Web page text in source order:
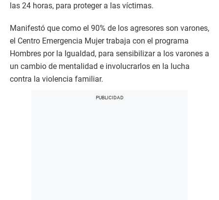
las 24 horas, para proteger a las víctimas.
Manifestó que como el 90% de los agresores son varones,
el Centro Emergencia Mujer trabaja con el programa
Hombres por la Igualdad, para sensibilizar a los varones a
un cambio de mentalidad e involucrarlos en la lucha
contra la violencia familiar.